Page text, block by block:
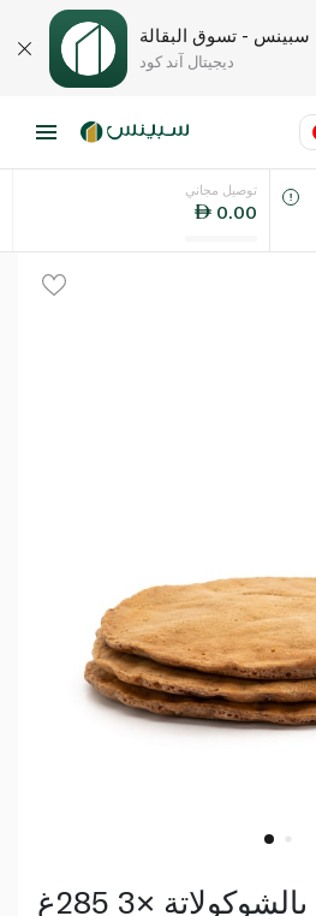
سبينس - تسوق البقالة
ديجيتال آند كود
اللغةتوصيل مجاني
0.00
×3 285غ